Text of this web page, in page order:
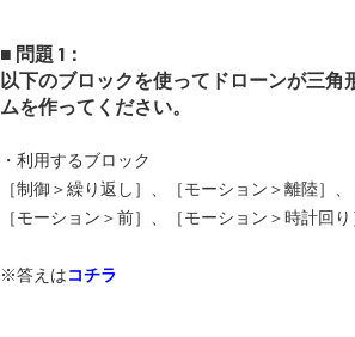
■ 問題 1：
以下のブロックを使ってドローンが三角
ムを作ってください。
・利用するブロック
［制御＞繰り返し］、［モーション＞離陸］
［モーション＞前］、［モーション＞時計回り
※答えはコチラ